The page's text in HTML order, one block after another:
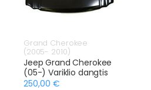
Grand Cherokee
(2005- 2010)
Jeep Grand Cherokee
(05-) Variklio dangtis
250,00 €